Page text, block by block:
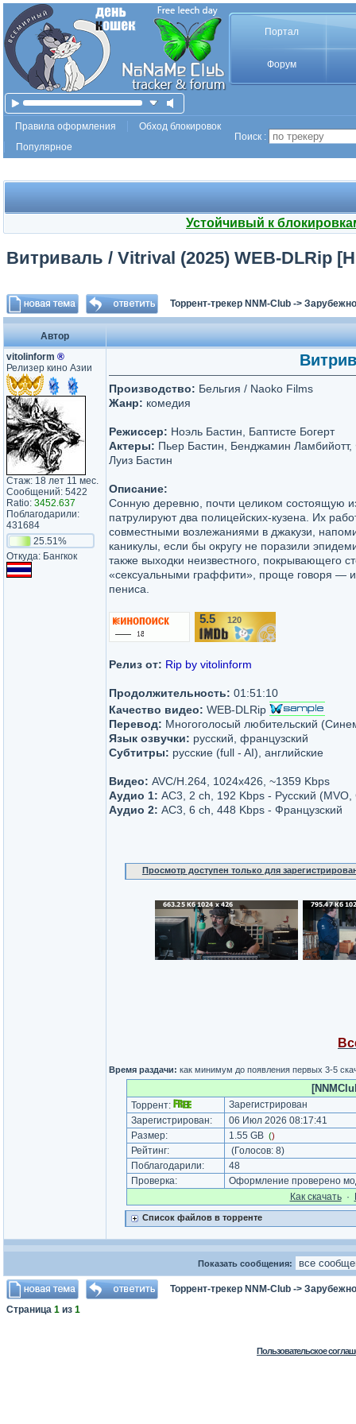
Портал
Форум
Правила оформления
Обход блокировок
Популярное
Поиск :
Устойчивый к
Витриваль / Vitrival (2025) WEB-DLRip
Торрент-трекер NNM-Club ->
Автор
vitolinform ®
Релизер кино Азии
Стаж: 18 лет 11 мес.
Сообщений: 5422
Ratio: 3452.637
Поблагодарили:
431684
25.51%
Откуда: Бангкок
Производство: Бельгия / Naoko Films
Жанр: комедия
Режиссер: Ноэль Бастин, Баптисте Богерт
Актеры: Пьер Бастин, Бенджамин Ламбийотт,
Луиз Бастин
Описание:
Сонную деревню, почти целиком состоящую
патрулируют два полицейских-кузена. Их
совместными возлежаниями в джакузи,
каникулы, если бы округу не поразили
также выходки неизвестного, покрывающего
«сексуальными граффити», проще говоря —
пениса.
5.5 120
Релиз от: Rip by vitolinform
Продолжительность: 01:51:10
Качество видео: WEB-DLRip
Перевод: Многоголосый любительский
Язык озвучки: русский, французский
Субтитры: русские (full - AI), английские
Видео: AVC/H.264, 1024х426, ~1359 Kbps
Аудио 1: AC3, 2 ch, 192 Kbps - Русский
Аудио 2: AC3, 6 ch, 448 Kbps - Французский
Просмотр доступен только для
Время раздачи: как минимум до появления первых 3-5
Торрент:
Зарегистрирован
Зарегистрирован:
06 Июл 2026 08:17:41
Размер:
1.55 GB ()
Рейтинг: (Голосов: 8)
Поблагодарили:
48
Проверка:
Оформление проверено
Как cкачать·
Список файлов в торренте
Показать сообщения:
Торрент-трекер NNM-Club ->
Страница 1 из 1
Пользовательское